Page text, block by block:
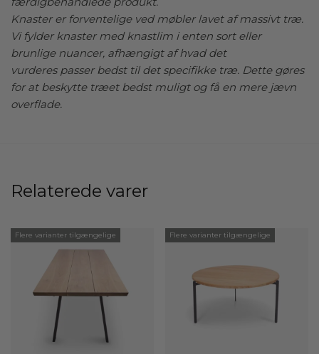
Knaster er forventelige ved møbler lavet af massivt træ.
Vi fylder knaster med knastlim i enten sort eller
brunlige nuancer, afhængigt af hvad det
vurderes passer bedst til det specifikke træ. Dette gøres
for at beskytte træet bedst muligt og få en mere jævn
overflade.
Relaterede varer
Flere varianter tilgængelige Flere varianter tilgængelige